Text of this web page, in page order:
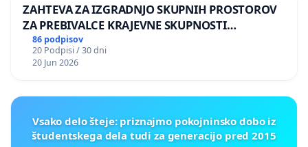
ZAHTEVA ZA IZGRADNJO SKUPNIH PROSTOROV
ZA PREBIVALCE KRAJEVNE SKUPNOSTI
PRESTRANEK
86 podpisov
20 Podpisi / 30 dni
20 Jun 2026
Vsako delo šteje: priznajmo pokojninsko dobo iz
študentskega dela tudi za generacijo pred 2015